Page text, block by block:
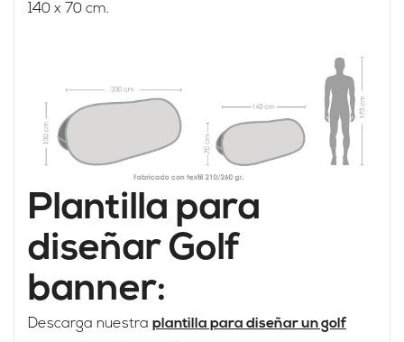
140 x 70 cm.
Plantilla para
diseñar Golf
banner:
Descarga nuestra plantilla para diseñar un golf